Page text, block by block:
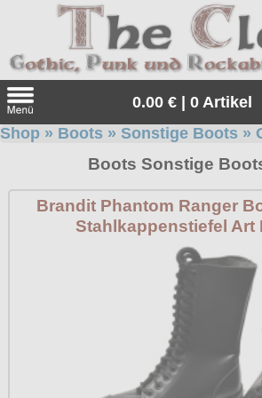
0.00 € | 0 Artikel
Angebote
Sonderangebote
Geschenketipps
Kleidung/
alle Artikel
Girlblusen
Punkrock
Shop » Boots » Sonstige Boots »
Boots Sonstige
Brandit Phantom Ranger
Stahlkappenstiefel Art